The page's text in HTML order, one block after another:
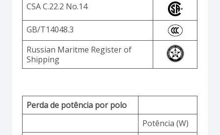
CSA C.22.2 No.14
GB/T14048.3
Russian Maritme Register of
Shipping
Perda de potência por polo
Potência (W)